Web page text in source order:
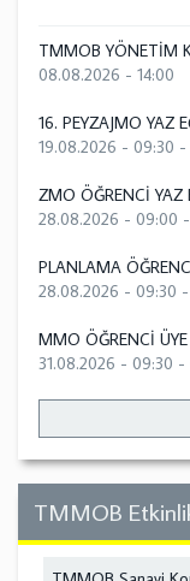
TMMOB YÖNETİM
08.08.2026 - 14:00
16. PEYZAJMO YAZ
19.08.2026 - 09:30 -
ZMO ÖĞRENCİ YAZ
28.08.2026 - 09:00 -
PLANLAMA
28.08.2026 - 09:30 -
MMO ÖĞRENCİ
31.08.2026 - 09:30 -
TMMOB